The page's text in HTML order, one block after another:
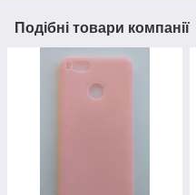
Подібні товари компанії